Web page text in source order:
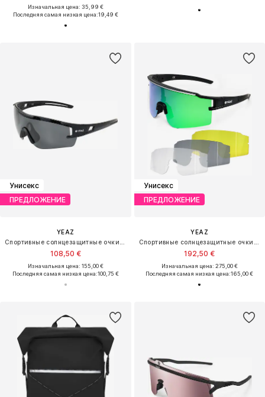
Изначальная цена: 35,99 €
Последняя самая низкая цена:19,49 €
Унисекс
ПРЕДЛОЖЕНИЕ
YEAZ
Спортивные солнцезащитные очки 'Sunblow'
108,50 €
Изначальная цена: 155,00 €
Последняя самая низкая цена:100,75 €
Унисекс
ПРЕДЛОЖЕНИЕ
YEAZ
Спортивные солнцезащитные очки 'Sunthrill'
192,50 €
Изначальная цена: 275,00 €
Последняя самая низкая цена:165,00 €